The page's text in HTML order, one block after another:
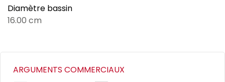
Diamètre bassin
16.00 cm
ARGUMENTS COMMERCIAUX